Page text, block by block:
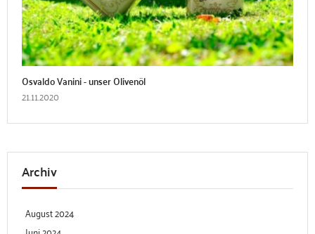
Osvaldo Vanini - unser Olivenöl
21.11.2020
Archiv
August 2024